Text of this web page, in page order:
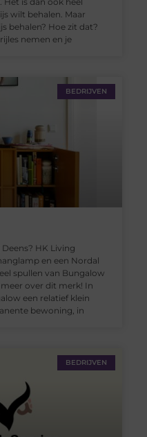
wilt behalen. Maar
behalen? Hoe zit dat?
nemen en je
BEDRIJVEN
HK Living
en een Nordal
spullen van Bungalow
over dit merk! In
een relatief klein
bewoning, in
BEDRIJVEN